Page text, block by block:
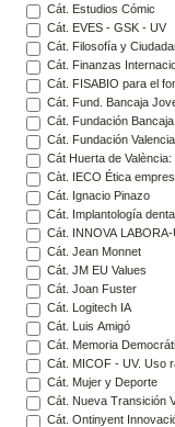
Cát. Estudios Cómic
Cát. EVES - GSK - UV
Cát. Filosofía y
Cát. Finanzas
Cát. FISABIO para el
Cát. Fund. Bancaja
Cát. Fundación
Cát. Fundación
Cát Huerta de
Càt. IECO Ética
Cát. Ignacio Pinazo
Cát. Implantología
Cát. INNOVA LABORA-
Cát. Jean Monnet
Cát. JM EU Values
Cát. Joan Fuster
Cát. Logitech IA
Cát. Luis Amigó
Cát. Memoria
Cát. MICOF - UV. Uso
Cát. Mujer y Deporte
Cát. Nueva Transición
Cát. Ontinyent